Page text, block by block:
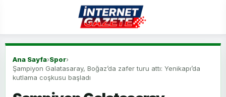
Ana Sayfa›Spor›
Şampiyon Galatasaray, Boğaz’da zafer turu attı: Yenikapı’da
kutlama coşkusu başladı